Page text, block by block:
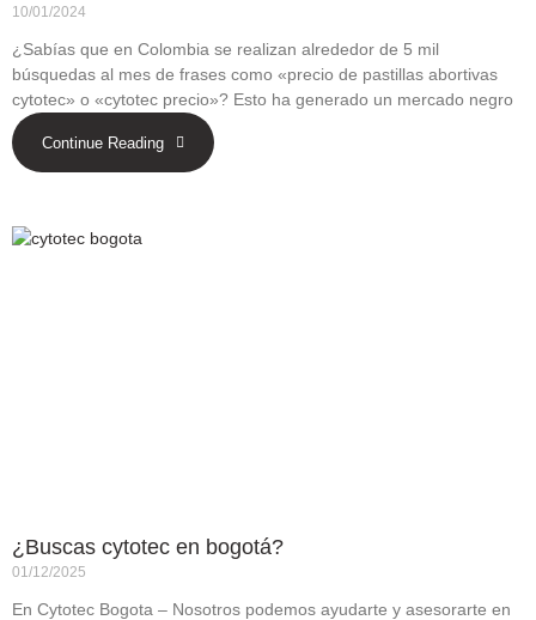
10/01/2024
¿Sabías que en Colombia se realizan alrededor de 5 mil
búsquedas al mes de frases como «precio de pastillas abortivas
cytotec» o «cytotec precio»? Esto ha generado un mercado negro
Continue Reading
¿Buscas cytotec en bogotá?
01/12/2025
En Cytotec Bogota – Nosotros podemos ayudarte y asesorarte en